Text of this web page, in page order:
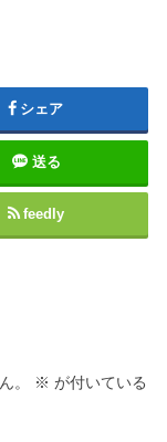
シェア
送る
feedly
。 ※ が付いている